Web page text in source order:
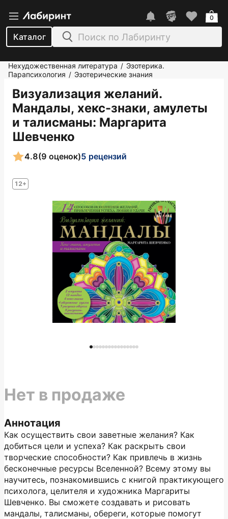
Каталог
0
Нехудожественная литература / Эзотерика.
Парапсихология / Эзотерические знания
Визуализация желаний.
Мандалы, хекс-знаки, амулеты
и талисманы: Маргарита
Шевченко
12+
4.8(9 оценок)5 рецензий
Аннотация
Как осуществить свои заветные желания? Как
добиться цели и успеха? Как раскрыть свои
творческие способности? Как привлечь в жизнь
бесконечные ресурсы Вселенной? Всему этому вы
научитесь, познакомившись с книгой практикующего
психолога, целителя и художника Маргариты
Шевченко. Вы сможете создавать и рисовать
мандалы, талисманы, обереги, которые помогут
Нет в продаже